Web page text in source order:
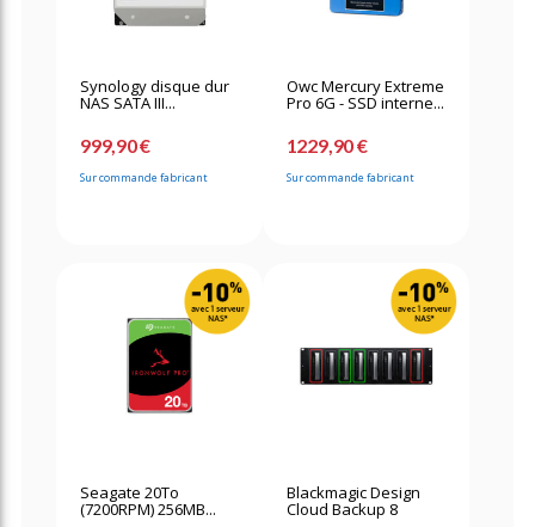
Synology disque dur
NAS SATA III...
999,90 €
Sur commande fabricant
Owc Mercury Extreme
Pro 6G - SSD interne...
1229,90 €
Sur commande fabricant
Seagate 20To
(7200RPM) 256MB...
Blackmagic Design
Cloud Backup 8